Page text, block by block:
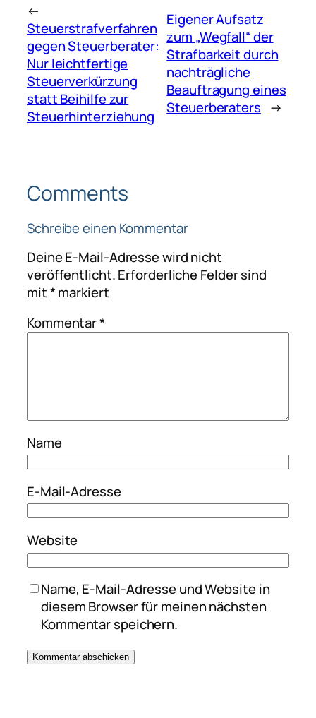
←
Steuerstrafverfahren
gegen Steuerberater:
Nur leichtfertige
Steuerverkürzung
statt Beihilfe zur
Steuerhinterziehung
Eigener Aufsatz
zum „Wegfall“ der
Strafbarkeit durch
nachträgliche
Beauftragung eines
Steuerberaters →
Comments
Schreibe einen Kommentar
Deine E-Mail-Adresse wird nicht
veröffentlicht.Erforderliche Felder sind
mit*markiert
Kommentar*
Name
E-Mail-Adresse
Website
Name, E-Mail-Adresse und Website in
diesem Browser für meinen nächsten
Kommentar speichern.